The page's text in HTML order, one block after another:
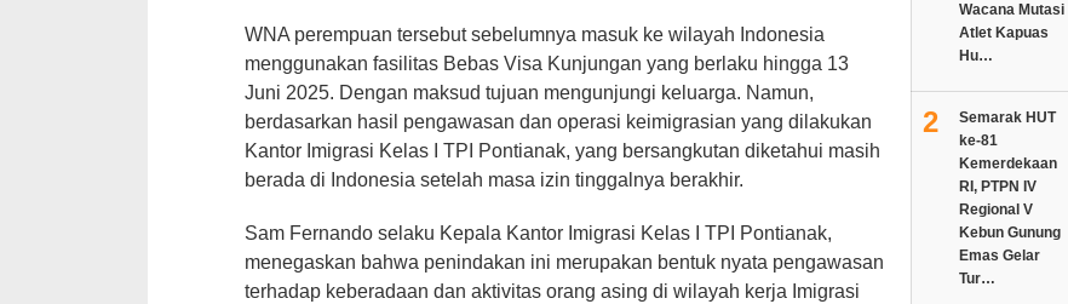
WNA perempuan tersebut sebelumnya masuk ke wilayah Indonesia
menggunakan fasilitas Bebas Visa Kunjungan yang berlaku hingga 13
Juni 2025. Dengan maksud tujuan mengunjungi keluarga. Namun,
berdasarkan hasil pengawasan dan operasi keimigrasian yang dilakukan
Kantor Imigrasi Kelas I TPI Pontianak, yang bersangkutan diketahui masih
berada di Indonesia setelah masa izin tinggalnya berakhir.
Sam Fernando selaku Kepala Kantor Imigrasi Kelas I TPI Pontianak,
menegaskan bahwa penindakan ini merupakan bentuk nyata pengawasan
terhadap keberadaan dan aktivitas orang asing di wilayah kerja Imigrasi
Wacana Mutasi
Atlet Kapuas
Hu…
2
Semarak HUT
ke-81
Kemerdekaan
RI, PTPN IV
Regional V
Kebun Gunung
Emas Gelar
Tur…